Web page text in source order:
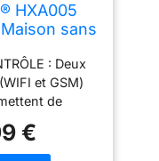
HXA005
sans
sans Fil |
d'alarme
de
7X
: Deux
et GSM)
de
de votre
via
€